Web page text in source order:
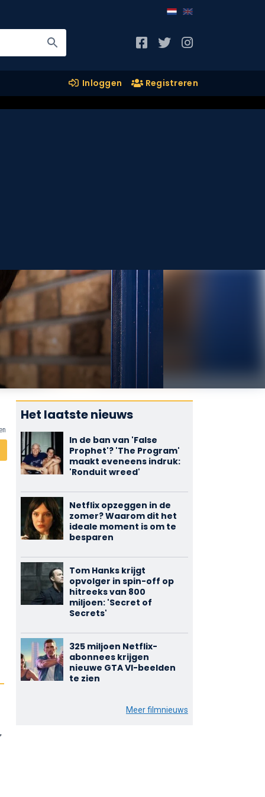
Inloggen Registreren
Het laatste nieuws
In de ban van 'False
Prophet'? 'The Program'
maakt eveneens indruk:
'Ronduit wreed'
Netflix opzeggen in de
zomer? Waarom dit het
ideale moment is om te
besparen
Tom Hanks krijgt
opvolger in spin-off op
hitreeks van 800
miljoen: 'Secret of
Secrets'
325 miljoen Netflix-
abonnees krijgen
nieuwe GTA VI-beelden
te zien
Meer filmnieuws